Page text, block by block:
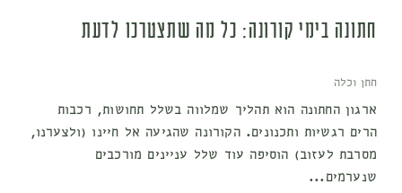
חתונה בימי קורונה: כל מה שתצטרכו לדעת
חתן וכלה
ארגון החתונה הוא תהליך שמלווה בשלל תחושות, רכבות
הרים רגשיות ותכנונים. הקורונה שהגיעה אל חיינו (ולצערנו,
מסרבת לעזוב) הוסיפה עוד שלל עניינים מורכבים
שנערמים...